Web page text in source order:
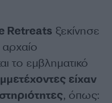
Retreats ξεκίνησε
το εμβληματικό
είχαν
, όπως: